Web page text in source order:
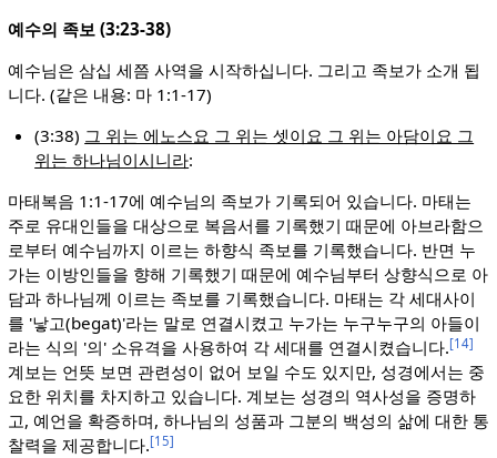
예수의 족보 (3:23-38)
예수님은 삼십 세쯤 사역을 시작하십니다. 그리고 족보가 소개 됩
니다. (같은 내용: 마 1:1-17)
(3:38) 그 위는 에노스요 그 위는 셋이요 그 위는 아담이요 그
위는 하나님이시니라:
마태복음 1:1-17에 예수님의 족보가 기록되어 있습니다. 마태는
주로 유대인들을 대상으로 복음서를 기록했기 때문에 아브라함으
로부터 예수님까지 이르는 하향식 족보를 기록했습니다. 반면 누
가는 이방인들을 향해 기록했기 때문에 예수님부터 상향식으로 아
담과 하나님께 이르는 족보를 기록했습니다. 마태는 각 세대사이
를 '낳고(begat)'라는 말로 연결시켰고 누가는 누구누구의 아들이
라는 식의 '의' 소유격을 사용하여 각 세대를 연결시켰습니다.[14]
계보는 언뜻 보면 관련성이 없어 보일 수도 있지만, 성경에서는 중
요한 위치를 차지하고 있습니다. 계보는 성경의 역사성을 증명하
고, 예언을 확증하며, 하나님의 성품과 그분의 백성의 삶에 대한 통
찰력을 제공합니다.[15]